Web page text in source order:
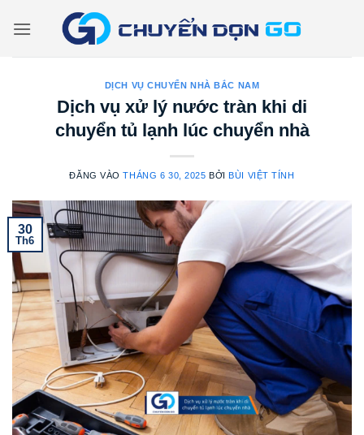
qua
DỊCH VỤ CHUYỂN NHÀ BẮC NAM
Dịch vụ xử lý nước tràn khi di
chuyển tủ lạnh lúc chuyển nhà
ĐĂNG VÀOTHÁNG 6 30, 2025 BỞIBÙI VIỆT TÍNH
30
Th6